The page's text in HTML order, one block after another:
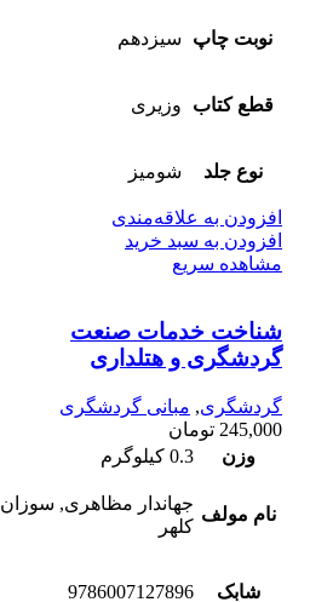
نوبت چاپ سیزدهم
قطع کتاب وزیری
نوع جلد شومیز
افزودن به علاقه‌مندی
افزودن به سبد خرید
مشاهده سریع
شناخت خدمات صنعت
گردشگری و هتلداری
گردشگری, مبانی گردشگری
245,000 تومان
وزن
0.3 کیلوگرم
نام مولف
جهاندار مظاهری, سوزان
کلهر
شابک 9786007127896